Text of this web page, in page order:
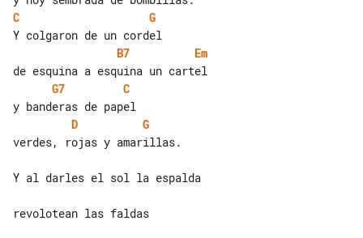
C
G
B7
Em
G7
C
D
G
verdes, rojas y amarillas.
Y al darles el sol la espalda
revolotean las faldas